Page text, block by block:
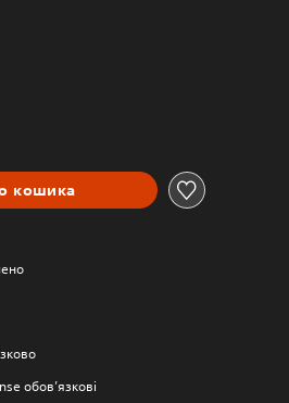
кошика
обов’язкові